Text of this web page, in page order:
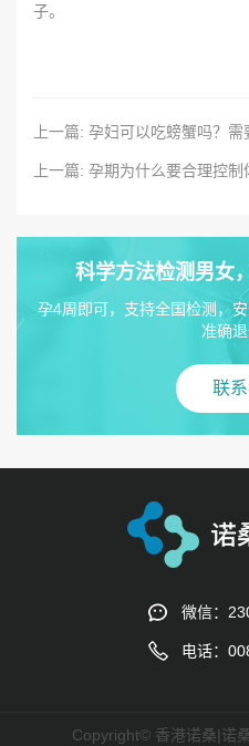
子。
上一篇: 孕妇可以吃螃蟹吗？需
上一篇: 孕期为什么要合理控
科学方法检测男女
孕4周即可，支持全国检测，
准确退
联系
微信：
电话：
Copyright© 香港诺桑|诺